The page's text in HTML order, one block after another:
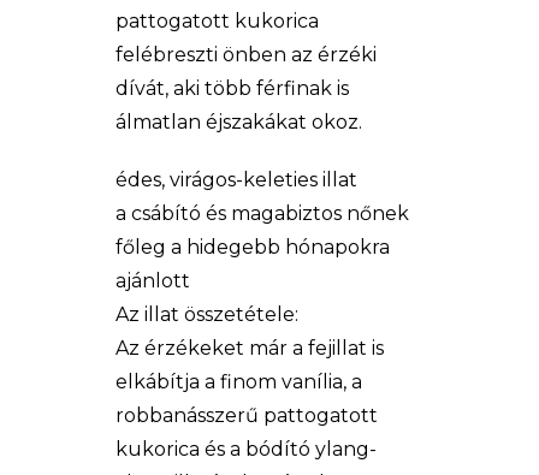
pattogatott kukorica
felébreszti önben az érzéki
dívát, aki több férfinak is
álmatlan éjszakákat okoz.
édes, virágos-keleties illat
a csábító és magabiztos nőnek
főleg a hidegebb hónapokra
ajánlott
Az illat összetétele:
Az érzékeket már a fejillat is
elkábítja a finom vanília, a
robbanásszerű pattogatott
kukorica és a bódító ylang-